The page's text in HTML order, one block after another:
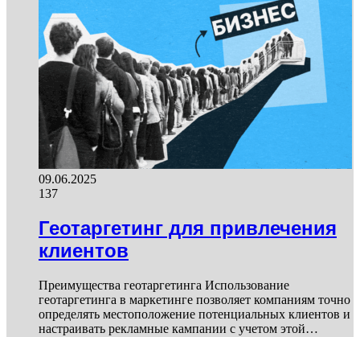
09.06.2025
137
Геотаргетинг для привлечения
клиентов
Преимущества геотаргетинга Использование
геотаргетинга в маркетинге позволяет компаниям точно
определять местоположение потенциальных клиентов и
настраивать рекламные кампании с учетом этой…